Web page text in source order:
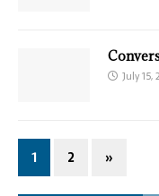
July 15,
1 2 »